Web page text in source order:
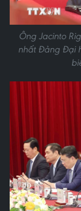
Ông Jacinto
nhất Đảng Đại